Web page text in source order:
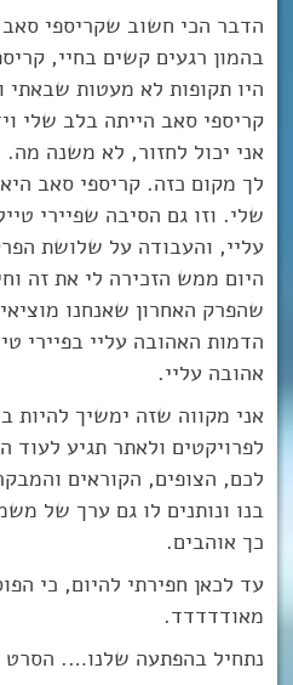
הדבר הכי חשוב שקריספי
בהמון רגעים קשים בחיי,
היו תקופות לא מעטות
קריספי סאב הייתה בלב שלי
אני יכול לחזור, לא משנה
לך מקום כזה. קריספי סאב
שלי. וזו גם הסיבה שפיירי
עליי, והעבודה על שלושת
היום ממש הזכירה לי את זה
הדמות האהובה עליי בפיירי
אהובה עליי.
אני מקווה שזה ימשיך להיות
לפרויקטים ולאתר תגיע לעוד
לכם, הצופים, הקוראים
בנו ונותנים לו גם ערך של
כך אוהבים.
עד לכאן חפירתי להיום, כי
מאודדדדד.
נתחיל בהפתעה שלנו….